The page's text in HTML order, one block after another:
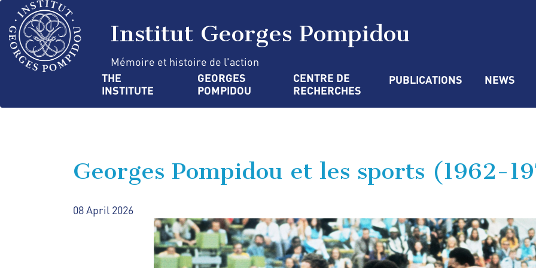
Skip
main
content
Institut Georges Pompidou
Mémoire et histoire de l'action
Navigation
principale
THE
INSTITUTE
GEORGES
POMPIDOU
CENTRE DE
RECHERCHES
PUBLICATIONS NEWS
Georges Pompidou et les sports (1962-
08 April 2026
Cookies management panel